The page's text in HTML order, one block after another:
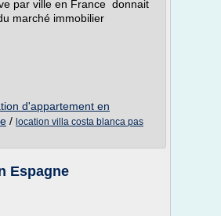
par ville en France donnait
marché immobilier
d'appartement en
/ location villa costa blanca pas
Espagne